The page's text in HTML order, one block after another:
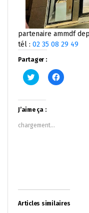
partenaire ammdf
tél : 02 35 08 29 49
Partager :
Cliquez
pour
Twitter(ouvre
dans
une
nouvelle
fenêtre)
Cliquez
pour
J’aime ça :
chargement…
Articles similaires